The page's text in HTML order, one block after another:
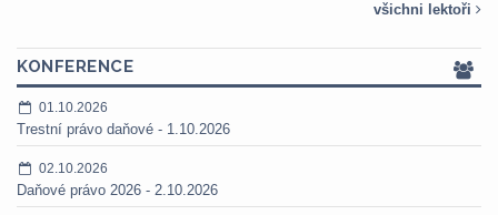
všichni lektoři
KONFERENCE
01.10.2026
Trestní právo daňové - 1.10.2026
02.10.2026
Daňové právo 2026 - 2.10.2026